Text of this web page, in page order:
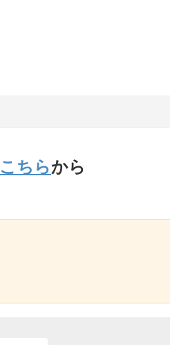
こちらから